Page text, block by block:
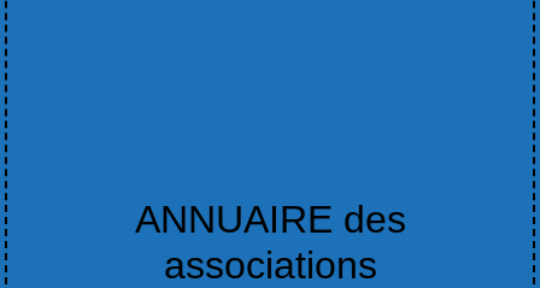
ANNUAIRE des
associations